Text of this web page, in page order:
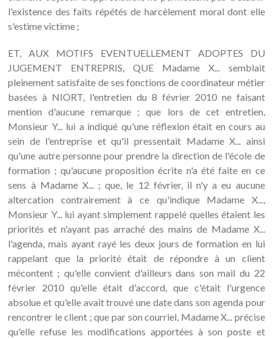
l'existence des faits répétés de harcèlement moral dont elle
s'estime victime ;
ET, AUX MOTIFS EVENTUELLEMENT ADOPTES DU
JUGEMENT ENTREPRIS, QUE Madame X... semblait
pleinement satisfaite de ses fonctions de coordinateur métier
basées à NIORT, l'entretien du 8 février 2010 ne faisant
mention d'aucune remarque ; que lors de cet entretien,
Monsieur Y... lui a indiqué qu'une réflexion était en cours au
sein de l'entreprise et qu'il pressentait Madame X... ainsi
qu'une autre personne pour prendre la direction de l'école de
formation ; qu'aucune proposition écrite n'a été faite en ce
sens à Madame X... ; que, le 12 février, il n'y a eu aucune
altercation contrairement à ce qu'indique Madame X...,
Monsieur Y... lui ayant simplement rappelé quelles étaient les
priorités et n'ayant pas arraché des mains de Madame X...
l'agenda, mais ayant rayé les deux jours de formation en lui
rappelant que la priorité était de répondre à un client
mécontent ; qu'elle convient d'ailleurs dans son mail du 22
février 2010 qu'elle était d'accord, que c'était l'urgence
absolue et qu'elle avait trouvé une date dans son agenda pour
rencontrer le client ; que par son courriel, Madame X... précise
qu'elle refuse les modifications apportées à son poste et